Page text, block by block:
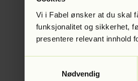
Vi i Fabel ønsker at du skal
funksjonalitet og sikkerhet,
presentere relevant innhold
Nødvendig
Application